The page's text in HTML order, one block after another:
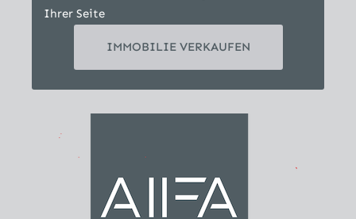
Ihrer Seite
IMMOBILIE VERKAUFEN